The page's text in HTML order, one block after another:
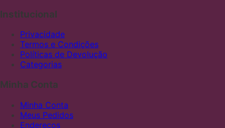
Institucional
Privacidade
Termos e Condições
Políticas de Devolução
Categorias
Minha Conta
Minha Conta
Meus Pedidos
Endereços